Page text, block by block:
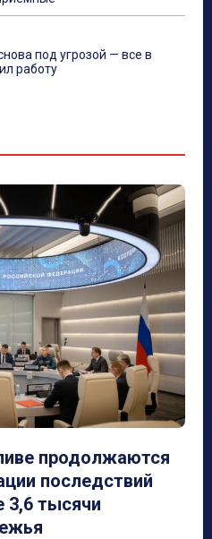
под угрозой — все в
работу
продолжаются
последствий
3,6 тысячи